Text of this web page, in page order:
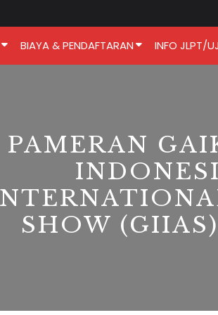
BIAYA & PENDAFTARAN INFO JLPT/
PAMERAN
SHOW